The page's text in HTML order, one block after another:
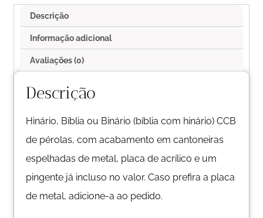
Descrição
Informação adicional
Avaliações (0)
Descrição
Hinário, Bíblia ou Binário (bíblia com hinário) CCB
de pérolas, com acabamento em cantoneiras
espelhadas de metal, placa de acrílico e um
pingente já incluso no valor. Caso prefira a placa
de metal, adicione-a ao pedido.